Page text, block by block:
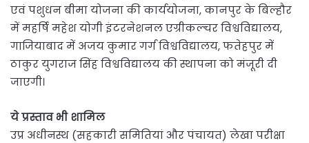
एवं पशुधन बीमा योजना की कार्ययोजना, कानपुर के बिल्हौर
में महर्षि महेश योगी इंटरनेशनल एग्रीकल्चर विश्वविद्यालय,
गाजियाबाद में अजय कुमार गर्ग विश्वविद्यालय, फतेहपुर में
ठाकुर युगराज सिंह विश्वविद्यालय की स्थापना को मंजूरी दी
जाएगी।
ये प्रस्ताव भी शामिल
उप्र अधीनस्थ (सहकारी समितियां और पंचायत) लेखा परीक्षा